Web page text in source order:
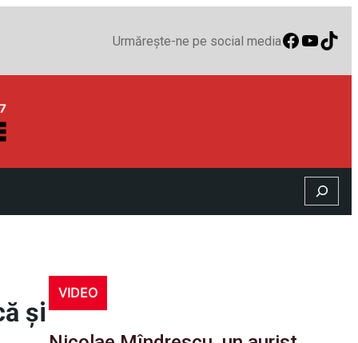
Urmărește-ne pe social media
Search
şi
VIDEO